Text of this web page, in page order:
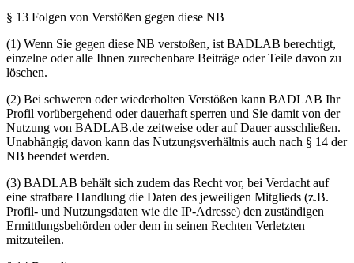
§ 13 Folgen von Verstößen gegen diese NB
(1) Wenn Sie gegen diese NB verstoßen, ist BADLAB berechtigt,
einzelne oder alle Ihnen zurechenbare Beiträge oder Teile davon zu
löschen.
(2) Bei schweren oder wiederholten Verstößen kann BADLAB Ihr
Profil vorübergehend oder dauerhaft sperren und Sie damit von der
Nutzung von BADLAB.de zeitweise oder auf Dauer ausschließen.
Unabhängig davon kann das Nutzungsverhältnis auch nach § 14 der
NB beendet werden.
(3) BADLAB behält sich zudem das Recht vor, bei Verdacht auf
eine strafbare Handlung die Daten des jeweiligen Mitglieds (z.B.
Profil- und Nutzungsdaten wie die IP-Adresse) den zuständigen
Ermittlungsbehörden oder dem in seinen Rechten Verletzten
mitzuteilen.